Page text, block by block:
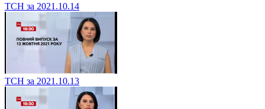
ТСН за 2021.10.14
ТСН за 2021.10.13